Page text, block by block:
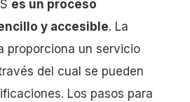
es un proceso
y accesible. La
proporciona un servicio
del cual se pueden
Los pasos para